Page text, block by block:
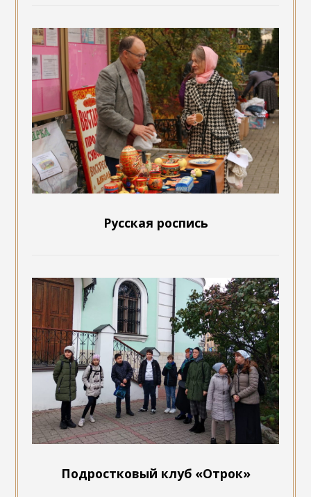
Русская роспись
Подростковый клуб «Отрок»